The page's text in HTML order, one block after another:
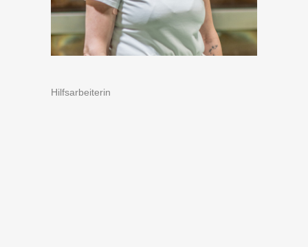
Hilfsarbeiterin